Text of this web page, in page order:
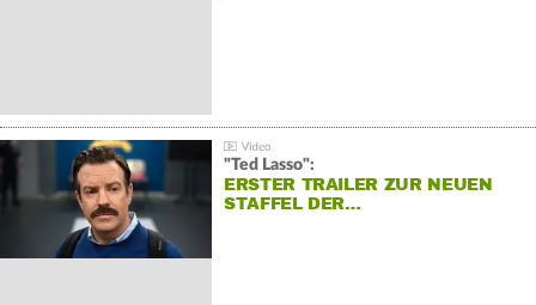
"Ted Lasso":
ERSTER TRAILER ZUR NEUEN
STAFFEL DER…